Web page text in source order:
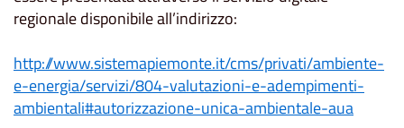
regionale disponibile all’indirizzo:
http://www.sistemapiemonte.it/cms/privati/ambiente-
e-energia/servizi/804-valutazioni-e-adempimenti-
ambientali#autorizzazione-unica-ambientale-aua